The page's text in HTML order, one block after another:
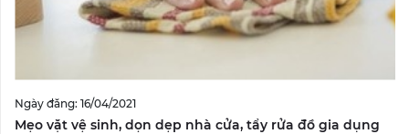
Ngày đăng: 16/04/2021
Mẹo vặt vệ sinh, dọn dẹp nhà cửa, tẩy rửa đồ gia dụng